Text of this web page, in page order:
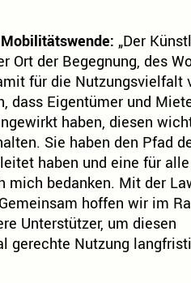
„Der
Ort der Begegnung, des
für die Nutzungsvielfalt
dass Eigentümer und
haben, diesen
Sie haben den Pfad
haben und eine für
mich bedanken. Mit der
hoffen wir im
Unterstützer, um diesen
gerechte Nutzung